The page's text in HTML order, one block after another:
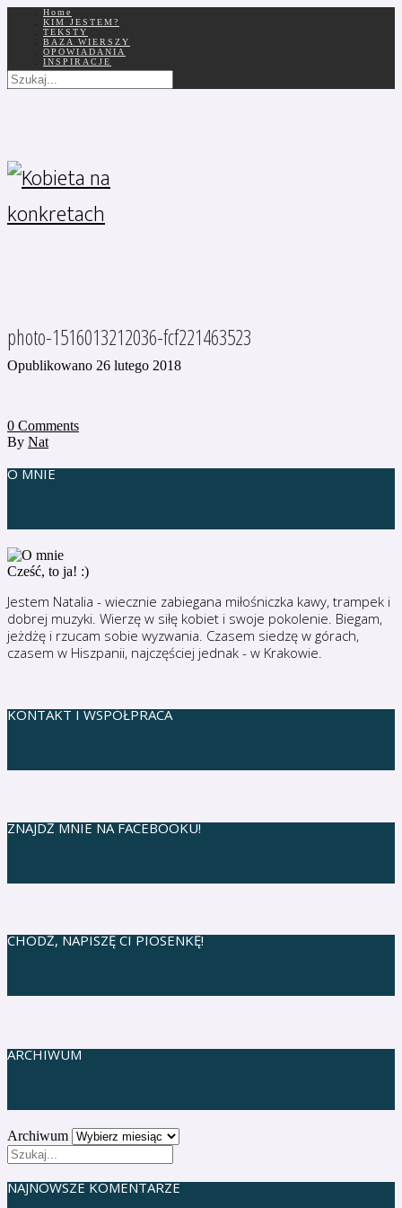
Home
KIM JESTEM?
TEKSTY
BAZA WIERSZY
OPOWIADANIA
INSPIRACJE
photo-1516013212036-fcf221463523
Opublikowano 26 lutego 2018
0 Comments
By Nat
O MNIE
Cześć, to ja! :)
Jestem Natalia - wiecznie zabiegana miłośniczka kawy, trampek i
dobrej muzyki. Wierzę w siłę kobiet i swoje pokolenie. Biegam,
jeżdżę i rzucam sobie wyzwania. Czasem siedzę w górach,
czasem w Hiszpanii, najczęściej jednak - w Krakowie.
KONTAKT I WSPÓŁPRACA
ZNAJDŹ MNIE NA FACEBOOKU!
CHODŹ, NAPISZĘ CI PIOSENKĘ!
ARCHIWUM
Archiwum
NAJNOWSZE KOMENTARZE